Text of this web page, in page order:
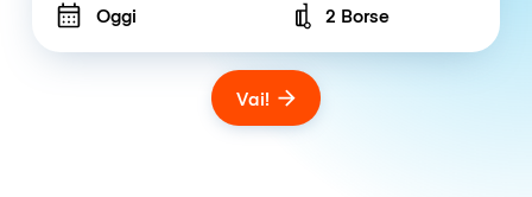
Oggi Number of bags
2 Borse
Vai!